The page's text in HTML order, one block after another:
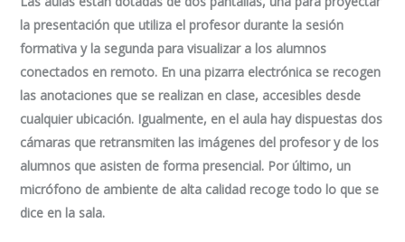
la presentación que utiliza el profesor durante la sesión
formativa y la segunda para visualizar a los alumnos
conectados en remoto. En una pizarra electrónica se recogen
las anotaciones que se realizan en clase, accesibles desde
cualquier ubicación. Igualmente, en el aula hay dispuestas dos
cámaras que retransmiten las imágenes del profesor y de los
alumnos que asisten de forma presencial. Por último, un
micrófono de ambiente de alta calidad recoge todo lo que se
dice en la sala.